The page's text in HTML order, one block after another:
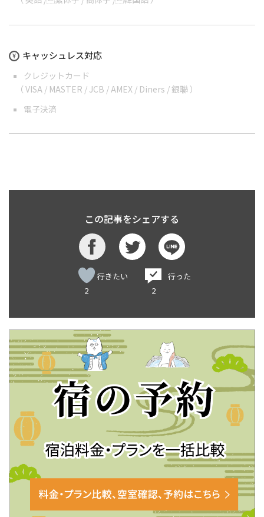
キャッシュレス対応
クレジットカード
（ VISA / MASTER / JCB / AMEX / Diners / 銀聯 ）
電子決済
この記事をシェアする
2
行きたい
行った
2